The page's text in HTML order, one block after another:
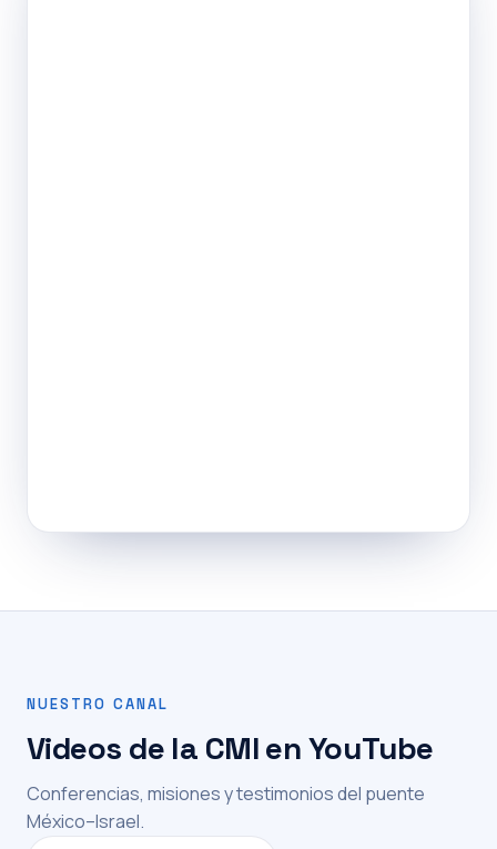
NUESTRO CANAL
Videos de la CMI en YouTube
Conferencias, misiones y testimonios del puente
México–Israel.